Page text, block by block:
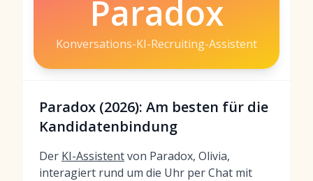
Paradox
Konversations-KI-Recruiting-Assistent
Paradox (2026): Am besten für die
Kandidatenbindung
Der KI-Assistentvon Paradox, Olivia,
interagiert rund um die Uhr per Chat mit